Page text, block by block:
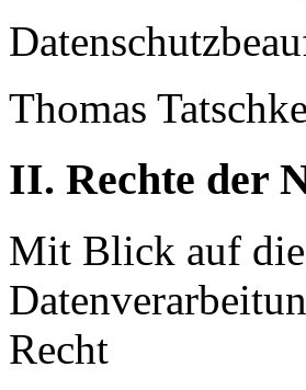
Thomas Tatschke
II. Rechte der
Mit Blick auf die
Recht